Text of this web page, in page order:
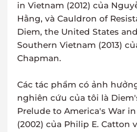
in Vietnam (2012) của
Hằng, và Cauldron of
Diem, the United States and
Southern Vietnam (2013)
Chapman.
Các tác phẩm có ảnh
nghiên cứu của tôi là
Prelude to America's War
(2002) của Philip E. Catton